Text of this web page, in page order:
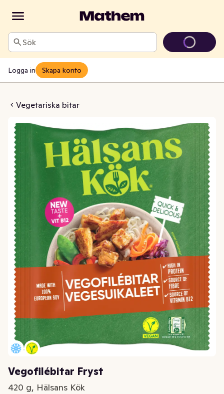
Sök
Logga in Skapa konto
Vegetariska bitar
Fryst
Vegofilébitar Fryst
420 g, Hälsans Kök